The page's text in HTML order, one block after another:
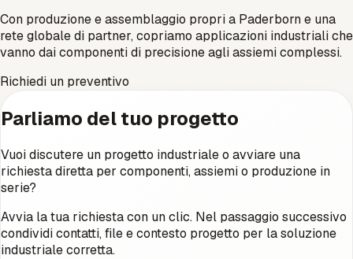
Con produzione e assemblaggio propri a Paderborn e una
rete globale di partner, copriamo applicazioni industriali che
vanno dai componenti di precisione agli assiemi complessi.
Richiedi un preventivo
Parliamo del tuo progetto
Vuoi discutere un progetto industriale o avviare una
richiesta diretta per componenti, assiemi o produzione in
serie?
Avvia la tua richiesta con un clic. Nel passaggio successivo
condividi contatti, file e contesto progetto per la soluzione
industriale corretta.